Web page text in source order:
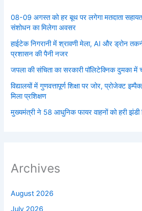
08-09 अगस्त को हर बूथ पर लगेगा मतदाता
संशोधन का मिलेगा अवसर
हाईटेक निगरानी में श्रावणी मेला, AI और ड्रोन
प्रशासन की पैनी नजर
जपला की संचिता का सरकारी पॉलिटेक्निक दुमका में
विद्यालयों में गुणवत्तापूर्ण शिक्षा पर जोर, प्रोजेक्ट
मिला प्रशिक्षण
मुख्यमंत्री ने 58 आधुनिक फायर वाहनों को हरी झंडी
Archives
August 2026
July 2026